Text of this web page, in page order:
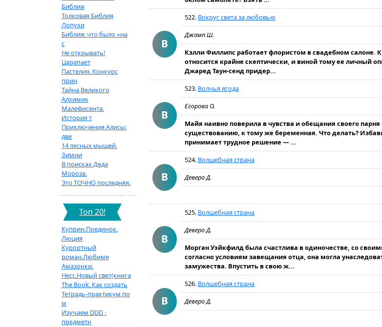
Библии
Толковая Библия
Лопухи
Библия: что было «на
с
Не открывать!
Царапает
Пастелия. Конкурс
прин
Тайна Великого
Алхимик
Малефисента.
История т
Приключения Алисы:
две
14 лесных мышей.
Зимни
В поисках Деда
Мороза.
Это ТОЧНО последняя.
Топ 20!
Куприн.Поединок.
Люция
Курортный
роман.Любиме
Амазонки.
Несс.Новый свет(книга
The Book. Как создать
Тетрадь-практикум по
м
Изучаем DDD -
предметн
В
522. Вокруг света за любовью
Джамп Ш.
Кзлли Филлипс работает флористом в свадебном салоне.
отно­сится крайне скептически, и виной тому ее личный
Джаред Таун-сенд придер...
В
523. Волчья ягода
Егорова О.
Майя наивно поверила в чувства и обещания своего
существованию, к тому же беременная. Что делать?
принимает трудное решение — ...
В
524. Волшебная страна
Деверо Д.
В
525. Волшебная страна
Деверо Д.
Морган Уэйкфилд была счастлива в одиночестве, со
согласно условиям завещания отца, она могла
замужества. Впустить в свою ж...
В
526. Волшебная страна
Деверо Д.